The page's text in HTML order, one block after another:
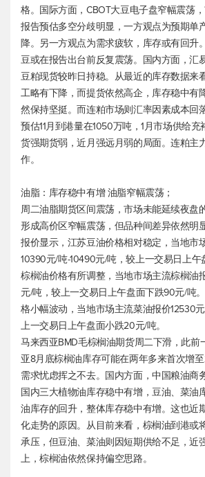
格。国际方面，CBOT大豆电子盘窄幅震荡
报告预估多空分歧明显，一方观点为预期单
降。另一方观点为需求疲软，库存或有回升
豆或在报告出台前反复震荡。国内方面，汇
豆粕现货较昨日持稳。从最近的库存数据来
工略有下降，而提货依然高企，库存稳中有
然保持坚挺。而连粕市场则汇率因素成本回
预估11月到港量在1050万吨，1月市场供给
货强期货弱，近月强远月弱的局面。连粕主
作。
油脂：库存稳中有增 油脂窄幅震荡；
周二油脂期货区间震荡，市场未能延续夜盘
形成高价区窄幅震荡，但品种间差异依然明
报价显示，江苏豆油价格相对稳定，当地市
10390元/吨-10490元/吨，较上一交易日上午
棕榈油价格有所调整，当地市场主流棕榈油
元/吨，较上一交易日上午盘面下跌90元/吨
格小幅波动，当地市场主流菜油报价12530
上一交易日上午盘面小跌20元/吨。
马来西亚BMD毛棕榈油期货周二下滑，此前
亚8月底棕榈油库存可能在两年多来首次增
需求忧虑挥之不去。国内方面，中国粮油商
国内三大植物油库存稳中有增，豆油、菜油
油库存的回升，整体库存稳中有增。这也近
化走势的原因。从目前来看，棕榈油到港或
承压，但豆油、菜油则因短期供给不足，近
上，棕榈油依然保持偏空思路。